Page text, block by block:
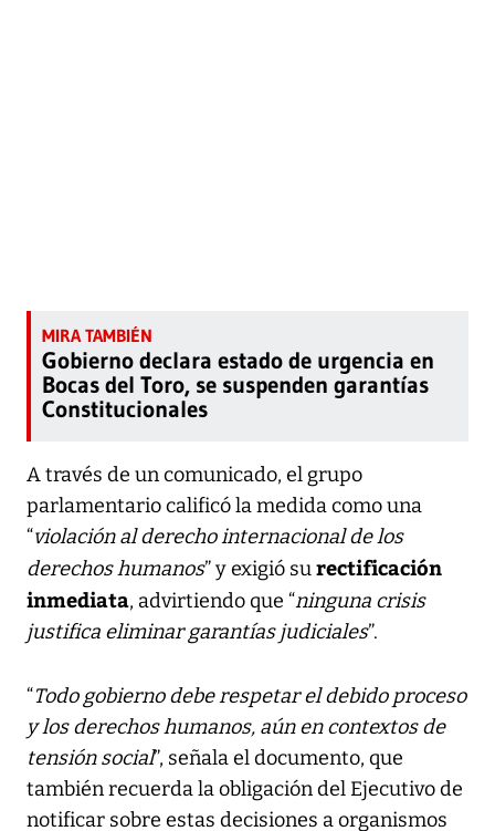
Gobierno declara estado de urgencia en
Bocas del Toro, se suspenden garantías
Constitucionales
A través de un comunicado, el grupo
parlamentario calificó la medida como una
“violación al derecho internacional de los
derechos humanos” y exigió surectificación
inmediata, advirtiendo que “ninguna crisis
justifica eliminar garantías judiciales”.
“Todo gobierno debe respetar el debido proceso
y los derechos humanos, aún en contextos de
tensión social”, señala el documento, que
también recuerda la obligación del Ejecutivo de
notificar sobre estas decisiones a organismos